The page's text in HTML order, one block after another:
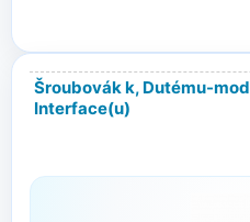
Šroubovák k, Dutému-
Interface(u)